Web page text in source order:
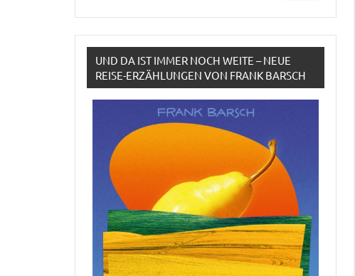
UND DA IST IMMER NOCH WEITE – NEUE
REISE-ERZÄHLUNGEN VON FRANK BARSCH